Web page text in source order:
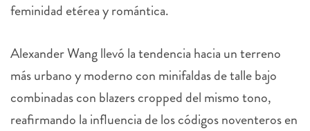
feminidad etérea y romántica.
Alexander Wang llevó la tendencia hacia un terreno
más urbano y moderno con minifaldas de talle bajo
combinadas con blazers cropped del mismo tono,
reafirmando la influencia de los códigos noventeros en